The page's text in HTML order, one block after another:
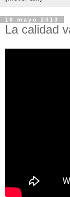
18 mayo 2013
La calidad